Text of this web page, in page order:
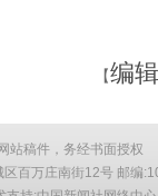
【编
站稿件，务经书面授权
百万庄南街12号 邮编